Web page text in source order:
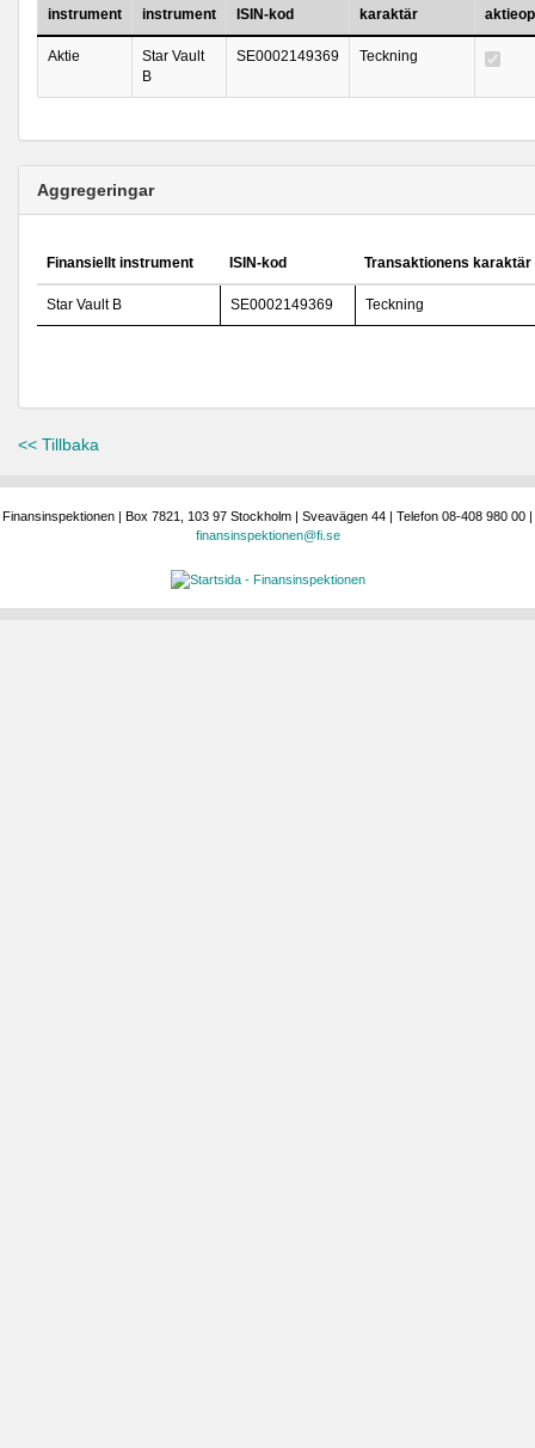
instrument
instrument
ISIN-kod
karaktär
Aktie
Star Vault
B
SE0002149369 Teckning
Aggregeringar
Finansiellt instrument ISIN-kod Transaktionens karaktär
Star Vault B SE0002149369 Teckning
<< Tillbaka
Finansinspektionen | Box 7821, 103 97 Stockholm | Sveavägen 44 | Telefon 08-408 980 00 |
finansinspektionen@fi.se